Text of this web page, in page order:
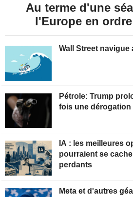
Wall Street navigue
Pétrole: Trump
fois une dérogation
Au terme d'une
l'Europe en
IA : les meilleures
pourraient se
perdants
Meta et d'autres